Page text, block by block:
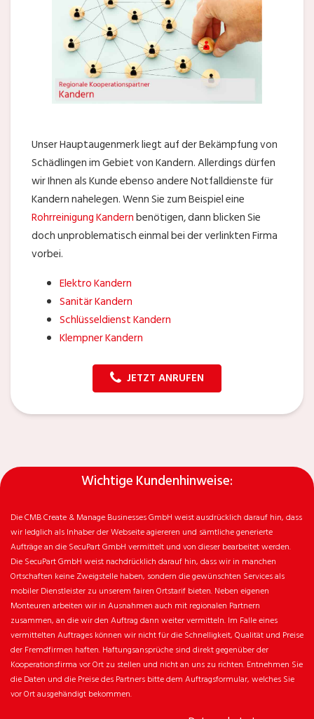
Unser Hauptaugenmerk liegt auf der Bekämpfung von
Schädlingen im Gebiet von Kandern. Allerdings dürfen
wir Ihnen als Kunde ebenso andere Notfalldienste für
Kandern nahelegen. Wenn Sie zum Beispiel eine
Rohrreinigung Kandernbenötigen, dann blicken Sie
doch unproblematisch einmal bei der verlinkten Firma
vorbei.
Elektro Kandern
Sanitär Kandern
Schlüsseldienst Kandern
Klempner Kandern
JETZT ANRUFEN
Wichtige Kundenhinweise:
Die CMB Create & Manage Businesses GmbH weist ausdrücklich darauf hin, dass
wir ledglich als Inhaber der Webseite agiereren und sämtliche generierte
Aufträge an die SecuPart GmbH vermittelt und von dieser bearbeitet werden.
Die SecuPart GmbH weist nachdrücklich darauf hin, dass wir in manchen
Ortschaften keine Zweigstelle haben, sondern die gewünschten Services als
mobiler Dienstleister zu unserem fairen Ortstarif bieten. Neben eigenen
Monteuren arbeiten wir in Ausnahmen auch mit regionalen Partnern
zusammen, an die wir den Auftrag dann weiter vermitteln. Im Falle eines
vermittelten Auftrages können wir nicht für die Schnelligkeit, Qualität und Preise
der Fremdfirmen haften. Haftungsansprüche sind direkt gegenüber der
Kooperationsfirma vor Ort zu stellen und nicht an uns zu richten. Entnehmen Sie
die Daten und die Preise des Partners bitte dem Auftragsformular, welches Sie
vor Ort ausgehändigt bekommen.